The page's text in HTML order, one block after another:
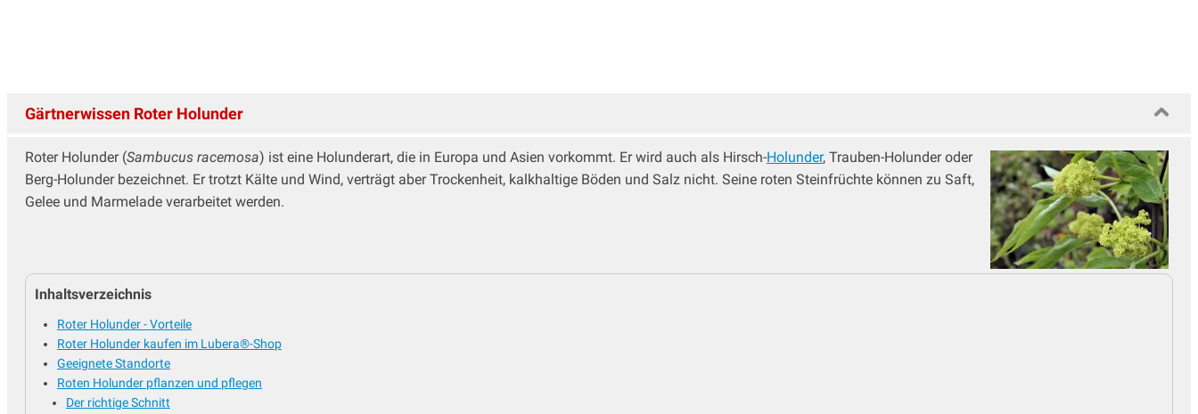
Gärtnerwissen Roter Holunder
Roter Holunder (Sambucus racemosa) ist eine Holunderart, die in Europa und Asien vorkommt. Er wird auch als Hirsch-Holunder, Trauben-Holunder oder
Berg-Holunder bezeichnet. Er trotzt Kälte und Wind, verträgt aber Trockenheit, kalkhaltige Böden und Salz nicht. Seine roten Steinfrüchte können zu Saft,
Gelee und Marmelade verarbeitet werden.
Inhaltsverzeichnis
Roter Holunder - Vorteile
Roter Holunder kaufen im Lubera®-Shop
Geeignete Standorte
Roten Holunder pflanzen und pflegen
Der richtige Schnitt